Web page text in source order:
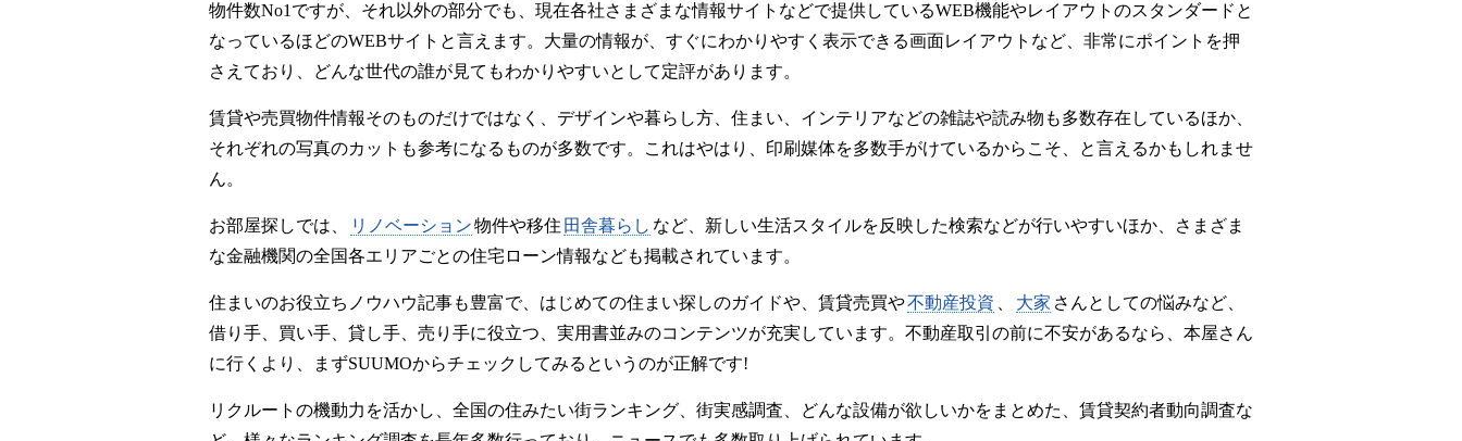
物件数No1ですが、それ以外の部分でも、現在各社さまざまな情報サイトなどで提供しているWEB機能やレイアウトのスタンダードと
なっているほどのWEBサイトと言えます。大量の情報が、すぐにわかりやすく表示できる画面レイアウトなど、非常にポイントを押
さえており、どんな世代の誰が見てもわかりやすいとして定評があります。
賃貸や売買物件情報そのものだけではなく、デザインや暮らし方、住まい、インテリアなどの雑誌や読み物も多数存在しているほか、
それぞれの写真のカットも参考になるものが多数です。これはやはり、印刷媒体を多数手がけているからこそ、と言えるかもしれませ
ん。
お部屋探しでは、 リノベーション物件や移住 田舎暮らし など、新しい生活スタイルを反映した検索などが行いやすいほか、さまざま
な金融機関の全国各エリアごとの住宅ローン情報なども掲載されています。
住まいのお役立ちノウハウ記事も豊富で、はじめての住まい探しのガイドや、賃貸売買や不動産投資 大家 さんとしての悩みなど、
借り手、買い手、貸し手、売り手に役立つ、実用書並みのコンテンツが充実しています。不動産取引の前に不安があるなら、本屋さん
に行くより、まずSUUMOからチェックしてみるというのが正解です!
リクルートの機動力を活かし、全国の住みたい街ランキング、街実感調査、どんな設備が欲しいかをまとめた、賃貸契約者動向調査な